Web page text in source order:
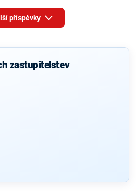
příspěvky
zastupitelstev